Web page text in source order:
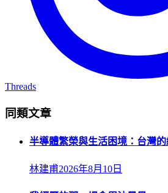
Threads
同類文章
半導體繁榮與生活困境：台灣
林建甫2026年8月10日